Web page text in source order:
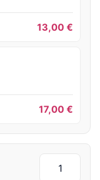
13,00 €
17,00 €